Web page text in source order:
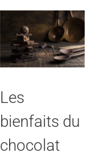
Les
bienfaits du
chocolat